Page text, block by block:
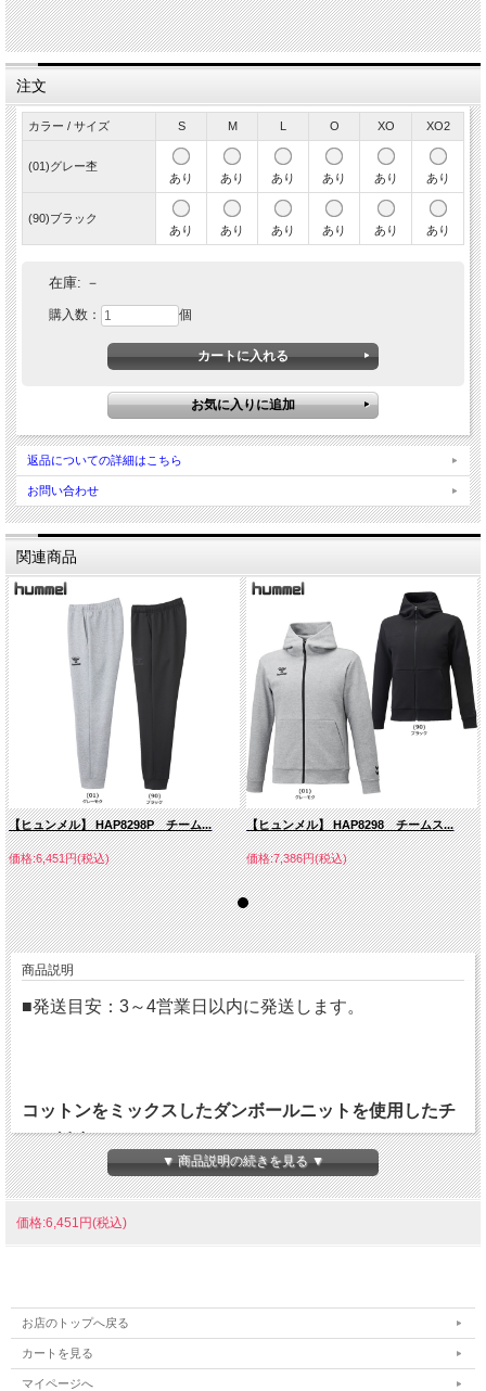
注文
カラー / サイズ S M O XO XO2
(01)グレー杢
あり
あり あり あり あり あり
(90)ブラック
あり
あり あり あり あり あり
在庫: －
購入数： 個
返品についての詳細はこちら
お問い合わせ
関連商品
【ヒュンメル】 HAP8298P チーム...
価格:6,451円(税込)
【ヒュンメル】 HAP8298 チームス...
価格:7,386円(税込)
商品説明
■発送目安：3～4営業日以内に発送します。
コットンをミックスしたダンボールニットを使用したチ
ーム対応スウェットクルーネック。
・吸汗速乾
●サイズ（ユニセックス）：S・M・L・O・XO・XO2
▼ 商品説明の続きを見る ▼
価格:6,451円(税込)
お店のトップへ戻る
カートを見る
マイページへ